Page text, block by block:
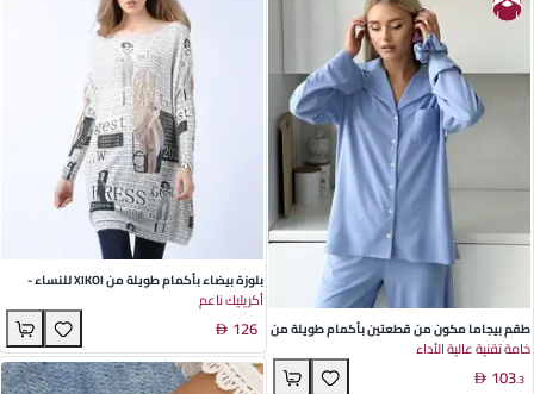
طقم بيجاما مكون من قطعتين بأكمام طويلة من
الشيفون الأزرق – ملابس منزلية مريحة وأنيقة
تناسب جميع الفصول
خامة تقنية عالية الأداء
103.3
بلوزة بيضاء بأكمام طويلة من XIKOI للنساء -
حروف لمناسبات حضرية وكاجوال
أكريليك ناعم
126